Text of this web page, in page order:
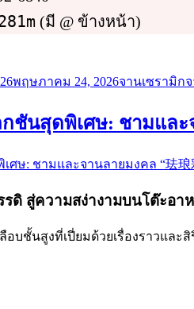
(มี @ ข้างหน้า)
พฤษภาคม 24, 2026หมู่
จานเซรามิก
ชันสุดพิเศษ: ชามและ
รดิ สู่ความสง่างามบนโต๊ะอา
อบชั้นสูงที่เปี่ยมด้วยเรื่องราวและ